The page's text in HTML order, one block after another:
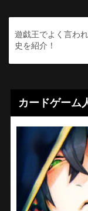
遊戯王でよく言わ
史を紹介！
カードゲーム